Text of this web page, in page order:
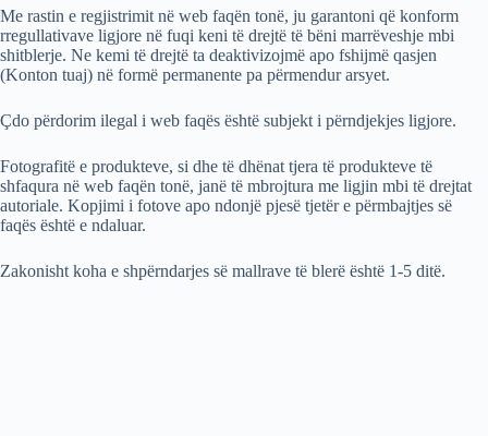
Me rastin e regjistrimit në web faqën tonë, ju garantoni që konform
rregullativave ligjore në fuqi keni të drejtë të bëni marrëveshje mbi
shitblerje. Ne kemi të drejtë ta deaktivizojmë apo fshijmë qasjen
(Konton tuaj) në formë permanente pa përmendur arsyet.
Çdo përdorim ilegal i web faqës është subjekt i përndjekjes ligjore.
Fotografitë e produkteve, si dhe të dhënat tjera të produkteve të
shfaqura në web faqën tonë, janë të mbrojtura me ligjin mbi të drejtat
autoriale. Kopjimi i fotove apo ndonjë pjesë tjetër e përmbajtjes së
faqës është e ndaluar.
Zakonisht koha e shpërndarjes së mallrave të blerë është 1-5 ditë.